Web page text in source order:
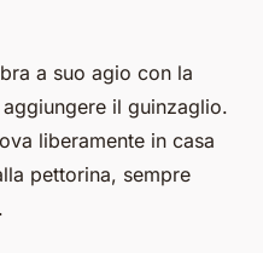
a suo agio con la
il guinzaglio.
liberamente in casa
pettorina, sempre